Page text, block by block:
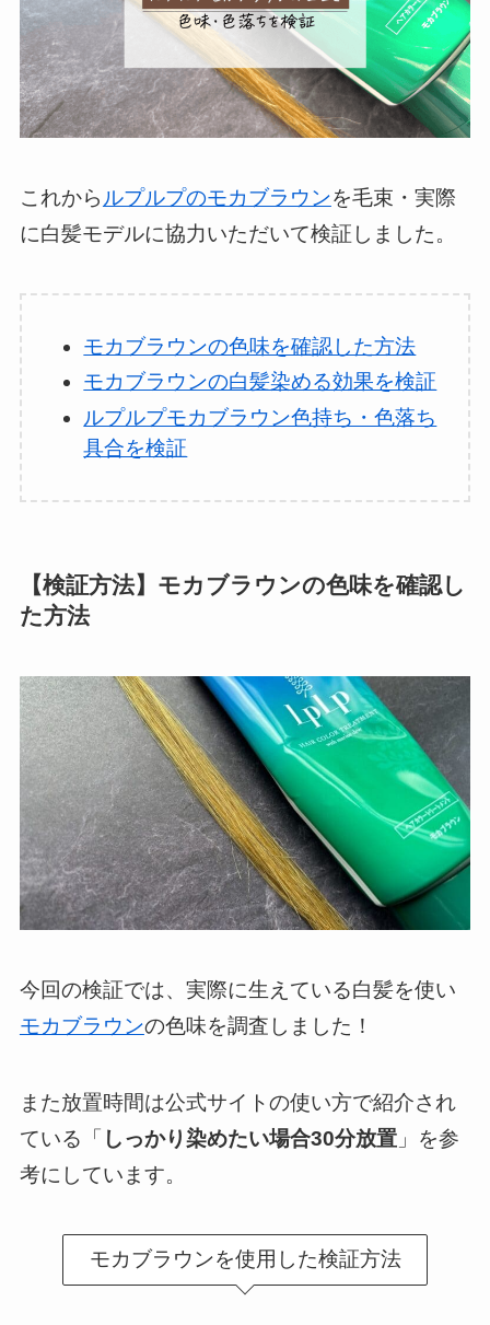
これから ルプルプのモカブラウンを毛束・実際
に白髪モデルに協力いただいて検証しました。
モカブラウンの色味を確認した方法
モカブラウンの白髪染める効果を検証
ルプルプモカブラウン色持ち・色落ち
具合を検証
【検証方法】モカブラウンの色味を確認し
た方法
今回の検証では、実際に生えている白髪を使い
モカブラウンの色味を調査しました！
また放置時間は公式サイトの使い方で紹介され
ている「 しっかり染めたい場合30分放置」を参
考にしています。
モカブラウンを使用した検証方法